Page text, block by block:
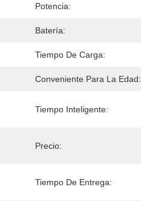
Potencia:
Batería:
Tiempo De Carga:
Conveniente Para La Edad:
Tiempo Inteligente:
Precio:
Tiempo De Entrega: